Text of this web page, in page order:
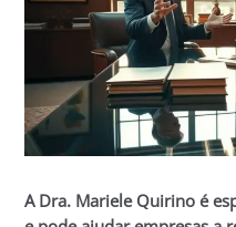
A Dra. Mariele Quirino é